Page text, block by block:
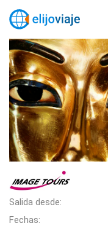
Salida desde:
Fechas: